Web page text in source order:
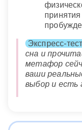
принятия
Экспресс-
сна и
метафор
ваши
выбор и есть